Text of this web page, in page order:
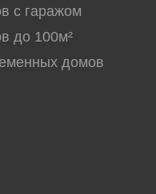
с гаражом
до 100м²
домов